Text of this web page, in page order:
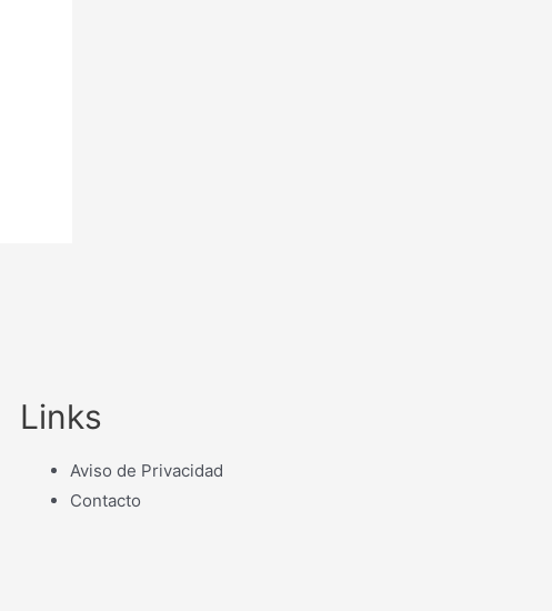
Links
Aviso de Privacidad
Contacto